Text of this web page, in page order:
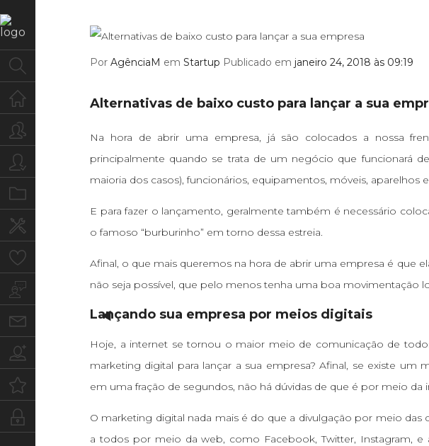
Para você
Trabalhe conosco
Oportunidades
Por AgênciaM em Startup Publicado em janeiro 24, 2018 às 09:19
Alternativas de baixo custo para lançar a sua
Na hora de abrir uma empresa, já são colocados a nossa
principalmente quando se trata de um negócio que funcionará
maioria dos casos), funcionários, equipamentos, móveis, aparelhos
E para fazer o lançamento, geralmente também é necessário
o famoso “burburinho” em torno dessa estreia.
Afinal, o que mais queremos na hora de abrir uma empresa é que
não seja possível, que pelo menos tenha uma boa movimentação
Lançando sua empresa por meios digitais
Hoje, a internet se tornou o maior meio de comunicação de
marketing digital para lançar a sua empresa? Afinal, se existe um
em uma fração de segundos, não há dúvidas de que é por meio da
O marketing digital nada mais é do que a divulgação por meio das
a todos por meio da web, como Facebook, Twitter, Instagram,